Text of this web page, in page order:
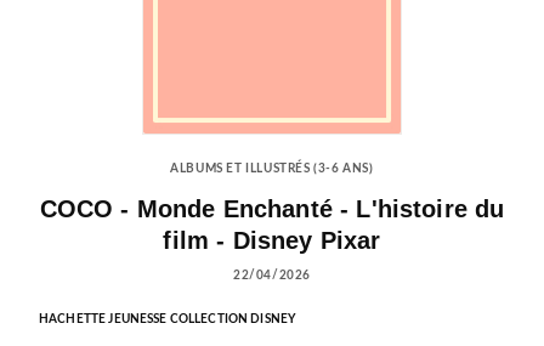
ALBUMS ET ILLUSTRÉS (3-6 ANS)
COCO - Monde Enchanté - L'histoire du
film - Disney Pixar
22/04/2026
HACHETTE JEUNESSE COLLECTION DISNEY